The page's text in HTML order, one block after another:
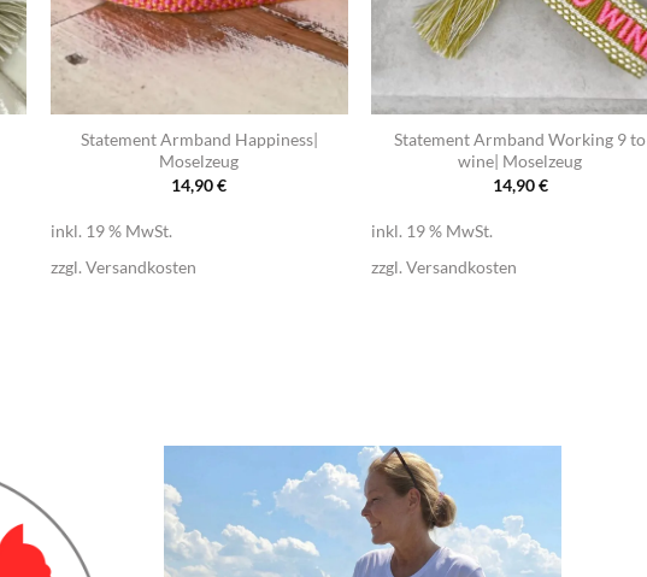
Statement Armband Happiness|
Moselzeug
14,90€
inkl. 19 % MwSt.
zzgl.Versandkosten
Statement Armband Working 9 to
wine| Moselzeug
14,90€
inkl. 19 % MwSt.
zzgl.Versandkosten